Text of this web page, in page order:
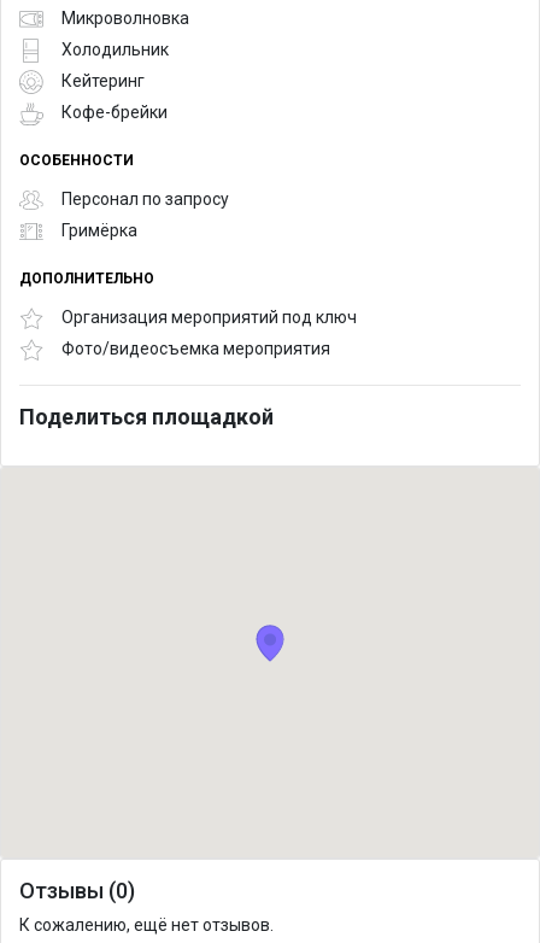
Микроволновка
Холодильник
Кейтеринг
Кофе-брейки
ОСОБЕННОСТИ
Персонал по запросу
Гримёрка
ДОПОЛНИТЕЛЬНО
Организация мероприятий под ключ
Фото/видеосъемка мероприятия
Поделиться площадкой
Отзывы (0)
К сожалению, ещё нет отзывов.